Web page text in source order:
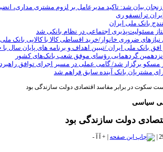
بیان شد: تاکید مدیرعامل بر لزوم مشتری مداری،
ترانسفو ری
بانک ملی ایران
ضروری خانوار/خرید اقساطی کالا با کالاپی بانک
بانک ملی ایران /تببین اهداف و برنامه های پایان سال
گردهمایی رؤسای موفق شعب بانک‌های کشور
مسکو برگزار شد/ گامی عملی در مسیر اجرای توافق
مشتریان بانک آینده سابق فراهم شد
سکوت در برابر مفاسد اقتصادی دولت سازندگی بود
سیاسی
دولت سازندگی بود
+
-